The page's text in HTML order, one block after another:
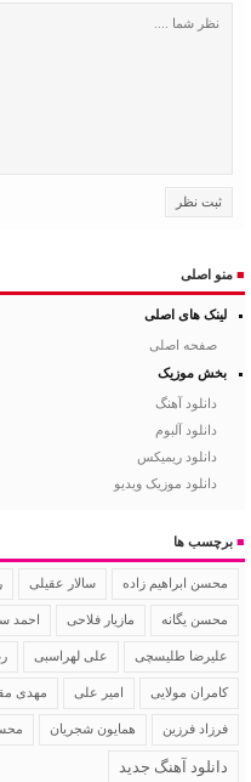
■ منو اصلی
لینک های اصلی
صفحه اصلی
بخش موزیک
دانلود آهنگ
دانلود آلبوم
دانلود ریمیکس
دانلود موزیک ویدیو
■ برچسب ها
محسن ابراهیم زاده سالار عقیلی
محسن یگانه مازیار فلاحی احمد
علیرضا طلیسچی علی لهراسبی
کامران مولایی امیر علی مهدی
فرزاد فرزین همایون شجریان
دانلود آهنگ جدید